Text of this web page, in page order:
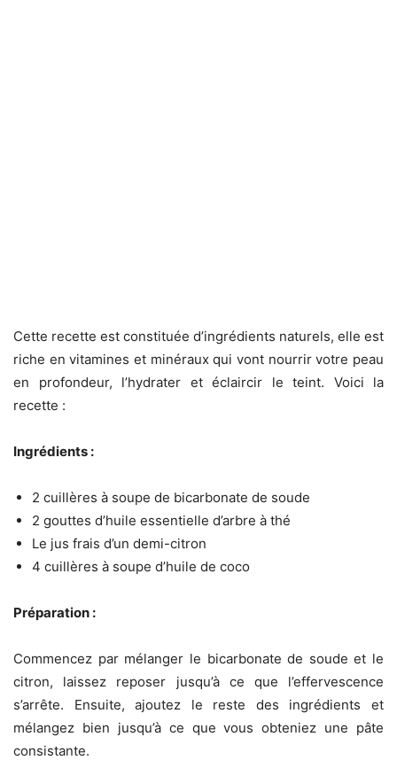
Cette recette est constituée d’ingrédients naturels, elle est
riche en vitamines et minéraux qui vont nourrir votre peau
en profondeur, l’hydrater et éclaircir le teint. Voici la
recette :
Ingrédients :
2 cuillères à soupe de bicarbonate de soude
2 gouttes d’huile essentielle d’arbre à thé
Le jus frais d’un demi-citron
4 cuillères à soupe d’huile de coco
Préparation :
Commencez par mélanger le bicarbonate de soude et le
citron, laissez reposer jusqu’à ce que l’effervescence
s’arrête. Ensuite, ajoutez le reste des ingrédients et
mélangez bien jusqu’à ce que vous obteniez une pâte
consistante.